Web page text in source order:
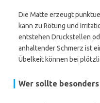
Die Matte erzeugt
kann zu Rötung und
entstehen Druckstellen
anhaltender Schmerz ist
Übelkeit können bei
Wer sollte